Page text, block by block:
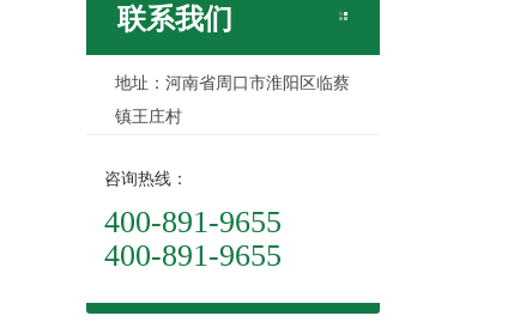
联系我们
地址：河南省周口市淮阳区临蔡
镇王庄村
咨询热线：
400-891-9655
400-891-9655